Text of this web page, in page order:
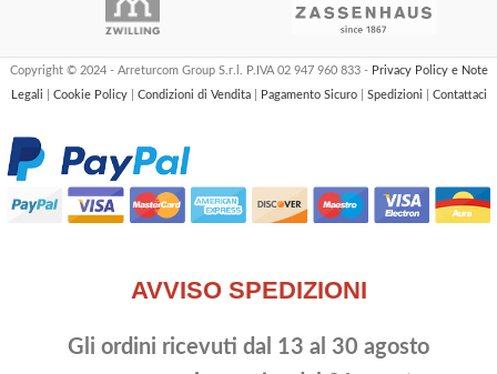
Copyright © 2024 - Arreturcom Group S.r.l. P.IVA 02 947 960 833 - Privacy Policy e Note
Legali
Cookie Policy Condizioni di Vendita Pagamento Sicuro Spedizioni Contattaci
AVVISO SPEDIZIONI
Gli ordini ricevuti dal 13 al 30 agosto